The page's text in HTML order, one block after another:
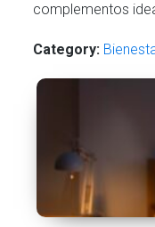
complementos
Category: